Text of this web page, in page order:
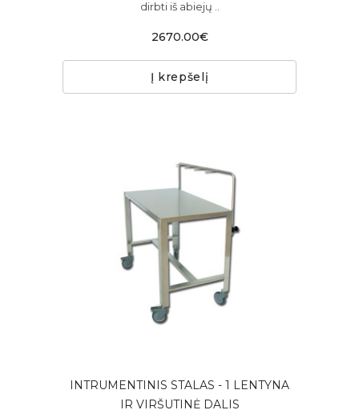
dirbti iš abiejų ..
2670.00€
Į krepšelį
INTRUMENTINIS STALAS - 1 LENTYNA
IR VIRŠUTINĖ DALIS